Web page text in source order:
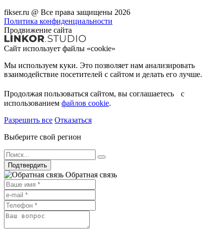
fikser.ru @ Все права защищены 2026
Политика конфиденциальности
Продвижение сайта
Сайт использует файлы «cookie»
Мы используем куки. Это позволяет нам анализировать
взаимодействие посетителей с сайтом и делать его лучше.
Продолжая пользоваться сайтом, вы соглашаетесь с
использованием файлов cookie.
Разрешить все Отказаться
Выберите свой регион
Подтвердить
Обратная связь